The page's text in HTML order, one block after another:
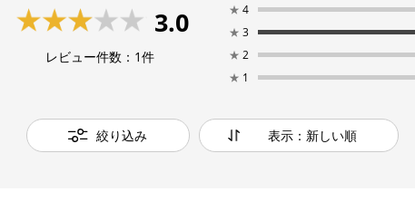
3.0
レビュー件数： 1件
★ 4
★ 3
★ 2
★ 1
絞り込み 表示：新しい順